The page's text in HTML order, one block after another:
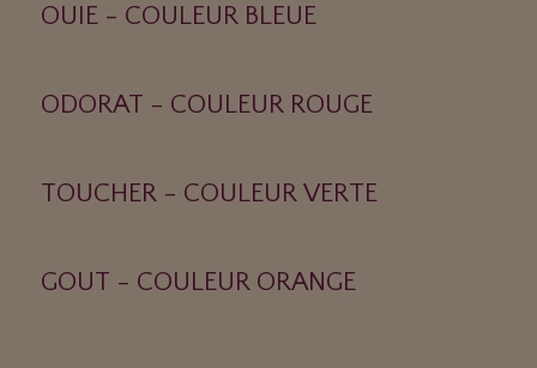
OUIE - COULEUR BLEUE
ODORAT - COULEUR ROUGE
TOUCHER - COULEUR VERTE
GOUT - COULEUR ORANGE